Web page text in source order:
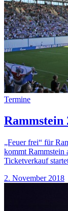
Termine
Rammstein
„Feuer frei“ für
kommt Rammstein
Ticketverkauf
2. November 2018